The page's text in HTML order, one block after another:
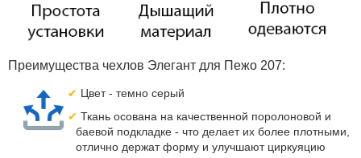
Преимущества чехлов Элегант для Пежо 207:
Цвет - темно серый
Ткань осована на качественной поролоновой и
баевой подкладке - что делает их более плотными,
отлично держат форму и улучшают циркуяцию